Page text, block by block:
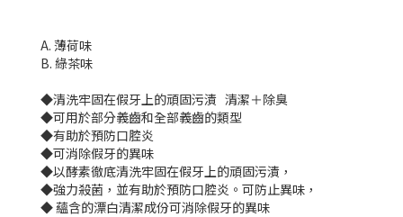
A. 薄荷味
B. 綠茶味
◆清洗牢固在假牙上的頑固污漬 清潔＋除臭
◆可用於部分義齒和全部義齒的類型
◆有助於預防口腔炎
◆可消除假牙的異味
◆以酵素徹底清洗牢固在假牙上的頑固污漬，
◆強力殺菌，並有助於預防口腔炎。可防止異味，
◆ 蘊含的漂白清潔成份可消除假牙的異味